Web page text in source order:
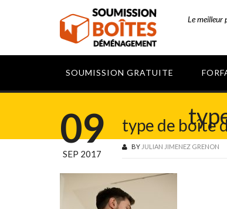
Le meilleur
SOUMISSION GRATUITE
09
SEP 2017
type de boîte
BY JULIAN JIMENEZ GRENON